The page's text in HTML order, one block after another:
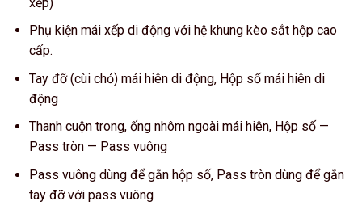
Phụ kiện mái xếp di động với hệ khung kèo sắt hộp cao
cấp.
Tay đỡ (cùi chỏ) mái hiên di động, Hộp số mái hiên di
động
Thanh cuộn trong, ống nhôm ngoài mái hiên, Hộp số —
Pass tròn — Pass vuông
Pass vuông dùng để gắn hộp số, Pass tròn dùng để gắn
tay đỡ với pass vuông